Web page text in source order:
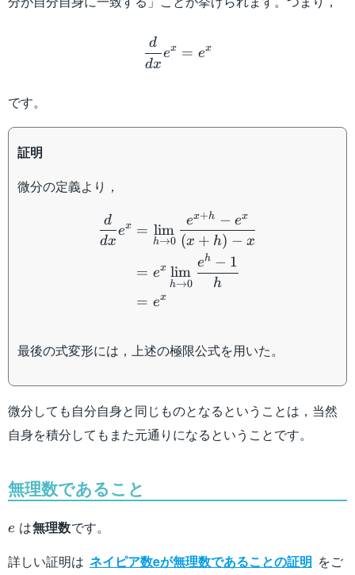
dx
d
ex = ex
です。
証明
微分の定義より，
\begin{aligned}
dx
d
ex =
h→0
lim
(x + h) − x
ex+h − ex
= ex
h→0
lim
h
eh − 1
= ex
最後の式変形には，上述の極限公式を用いた。
微分しても自分自身と同じものとなるということは，当然
自身を積分してもまた元通りになるということです。
無理数であること
e
e は無理数です。
詳しい証明は ネイピア数eが無理数であることの証明 をご